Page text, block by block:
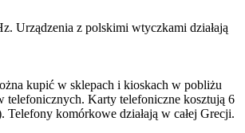
Urządzenia z polskimi wtyczkami działają
kupić w sklepach i kioskach w pobliżu
telefonicznych. Karty telefoniczne kosztują 6
Telefony komórkowe działają w całej Grecji.